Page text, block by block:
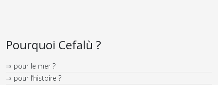
Pourquoi Cefalù ?
⇒ pour le mer ?
⇒ pour l’histoire ?